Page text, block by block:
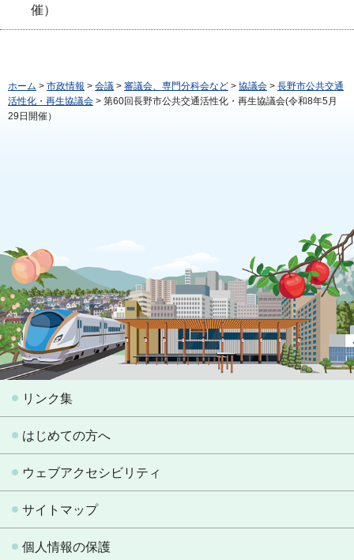
催）
ホーム > 市政情報 > 会議 > 審議会、専門分科会など > 協議会 > 長野市公共交通
活性化・再生協議会 > 第60回長野市公共交通活性化・再生協議会(令和8年5月
29日開催）
リンク集
はじめての方へ
ウェブアクセシビリティ
サイトマップ
個人情報の保護